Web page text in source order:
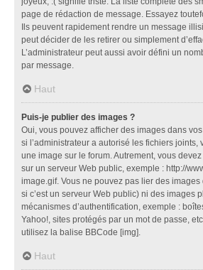
page de rédaction de message. Essayez
Ils peuvent rapidement rendre un message
peut décider de les retirer ou simplement
L’administrateur peut aussi avoir défini un
par message.
Haut
Puis-je publier des images ?
Oui, vous pouvez afficher des images dans
si l’administrateur a autorisé les fichiers joints,
une image sur le forum. Autrement, vous
sur un serveur Web public, exemple : http://
image.gif. Vous ne pouvez pas lier des
si c’est un serveur Web public) ni des images
mécanismes d’authentification, exemple :
Yahoo!, sites protégés par un mot de passe,
utilisez la balise BBCode [img].
Haut